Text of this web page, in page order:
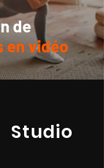
Studio
de
en vidéo